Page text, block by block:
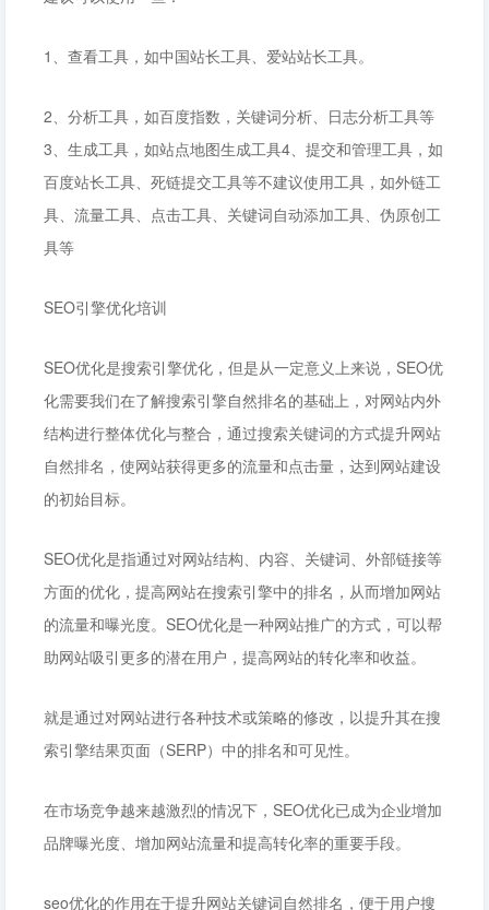
1、查看工具，如中国站长工具、爱站站长工具。
2、分析工具，如百度指数，关键词分析、日志分析工具等
3、生成工具，如站点地图生成工具4、提交和管理工具，如
百度站长工具、死链提交工具等不建议使用工具，如外链工
具、流量工具、点击工具、关键词自动添加工具、伪原创工
具等
SEO引擎优化培训
SEO优化是搜索引擎优化，但是从一定意义上来说，SEO优
化需要我们在了解搜索引擎自然排名的基础上，对网站内外
结构进行整体优化与整合，通过搜索关键词的方式提升网站
自然排名，使网站获得更多的流量和点击量，达到网站建设
的初始目标。
SEO优化是指通过对网站结构、内容、关键词、外部链接等
方面的优化，提高网站在搜索引擎中的排名，从而增加网站
的流量和曝光度。SEO优化是一种网站推广的方式，可以帮
助网站吸引更多的潜在用户，提高网站的转化率和收益。
就是通过对网站进行各种技术或策略的修改，以提升其在搜
索引擎结果页面（SERP）中的排名和可见性。
在市场竞争越来越激烈的情况下，SEO优化已成为企业增加
品牌曝光度、增加网站流量和提高转化率的重要手段。
seo优化的作用在于提升网站关键词自然排名，便于用户搜